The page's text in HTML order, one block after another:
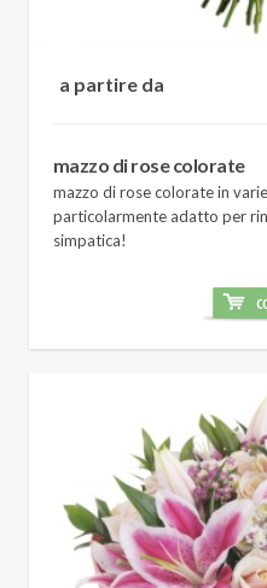
a partire da
mazzo di rose colorate
mazzo di rose colorate in
particolarmente adatto per
simpatica!